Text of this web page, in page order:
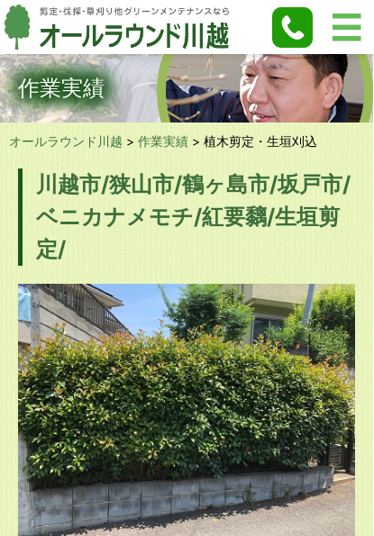
作業実績
オールラウンド川越 > 作業実績 > 植木剪定・生垣刈込
川越市/狭山市/鶴ヶ島市/坂戸市/
ベニカナメモチ/紅要黐/生垣剪
定/